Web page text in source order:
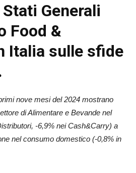
Generali
Food &
Italia sulle sfide
nove mesi del 2024 mostrano
di Alimentare e Bevande nel
-6,9% nei Cash&Carry) a
nel consumo domestico (-0,8% in